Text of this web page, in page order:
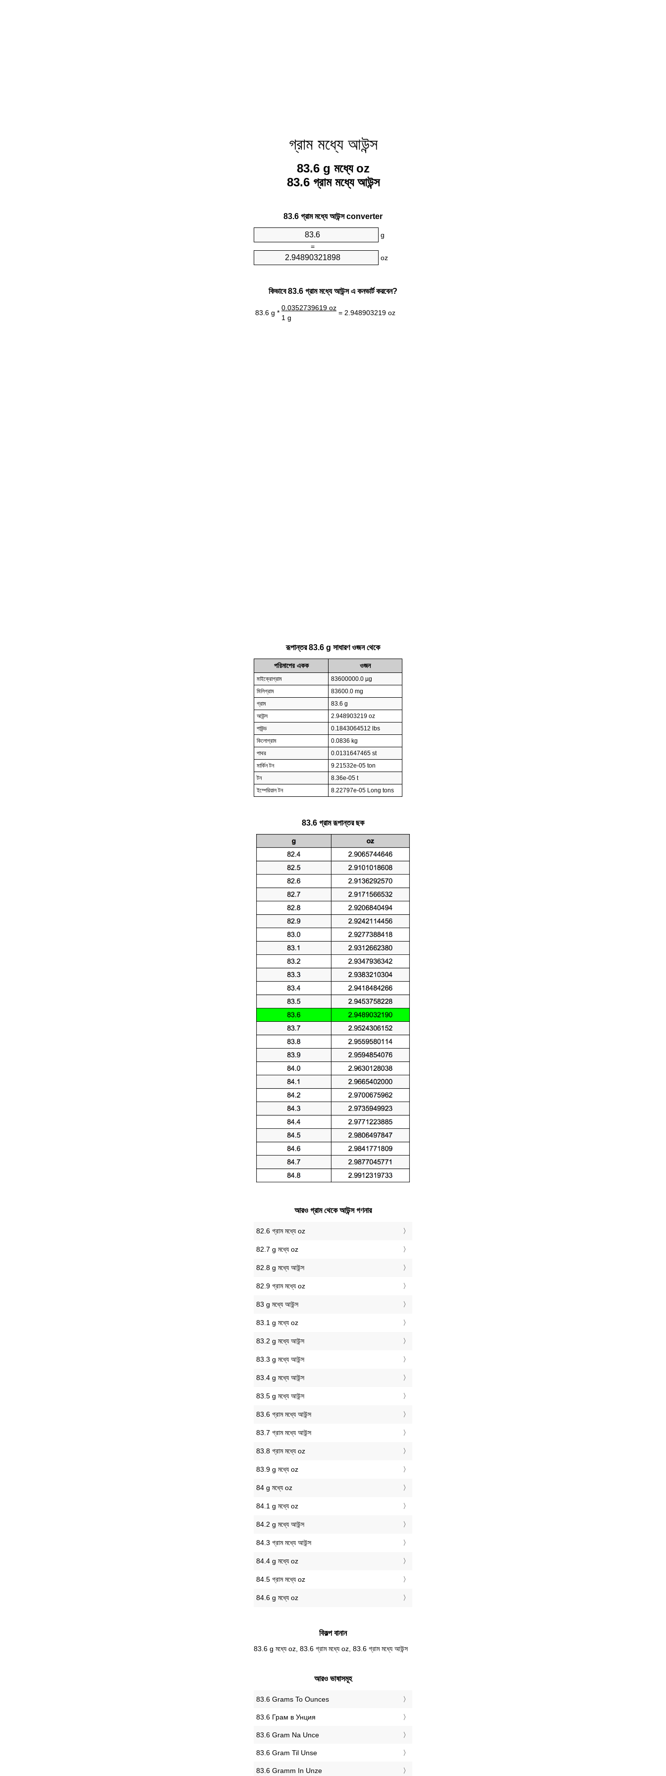
গ্রাম মধ্যে আউন্স
83.6 g মধ্যে oz
83.6 গ্রাম মধ্যে আউন্স
83.6 গ্রাম মধ্যে আউন্স converter
g
=
oz
কিভাবে 83.6 গ্রাম মধ্যে আউন্স এ কনভার্ট করবেন?
83.6 g *
0.0352739619 oz
= 2.948903219 oz
1 g
রূপান্তর 83.6 g সাধারণ ওজন থেকে
পরিমাপের একক ওজন
মাইক্রোগ্রাম
83600000.0 µg
মিলিগ্রাম
83600.0 mg
গ্রাম
83.6 g
আউন্স
2.948903219 oz
পাউন্ড
0.1843064512 lbs
কিলোগ্রাম
0.0836 kg
পাথর
0.0131647465 st
মার্কিন টন
9.21532e-05 ton
টন
8.36e-05 t
ইম্পেরিয়াল টন
8.22797e-05 Long tons
83.6 গ্রাম রূপান্তর ছক
আরও গ্রাম থেকে আউন্স গণনার
82.6 গ্রাম মধ্যে oz
82.7 g মধ্যে oz
82.8 g মধ্যে আউন্স
82.9 গ্রাম মধ্যে oz
83 g মধ্যে আউন্স
83.1 g মধ্যে oz
83.2 g মধ্যে আউন্স
83.3 g মধ্যে আউন্স
83.4 g মধ্যে আউন্স
83.5 g মধ্যে আউন্স
83.6 গ্রাম মধ্যে আউন্স
83.7 গ্রাম মধ্যে আউন্স
83.8 গ্রাম মধ্যে oz
83.9 g মধ্যে oz
84 g মধ্যে oz
84.1 g মধ্যে oz
84.2 g মধ্যে আউন্স
84.3 গ্রাম মধ্যে আউন্স
84.4 g মধ্যে oz
84.5 গ্রাম মধ্যে oz
84.6 g মধ্যে oz
বিকল্প বানান
83.6 g মধ্যে oz, 83.6 গ্রাম মধ্যে oz, 83.6 গ্রাম মধ্যে আউন্স
আরও ভাষাসমূহ
‎83.6 Grams To Ounces
‎83.6 Грам в Унция
‎83.6 Gram Na Unce
‎83.6 Gram Til Unse
‎83.6 Gramm In Unze